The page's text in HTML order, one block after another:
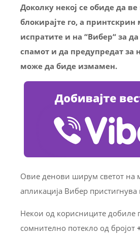
Доколку некој се обиде да
блокирајте го, а
испратите и на “Вибер“ за да
спамот и да предупредат за
може да биде измамен.
Овие денови ширум светот на
апликација Вибер
Некои од корисниците добиле
сомнително потекло од бројот